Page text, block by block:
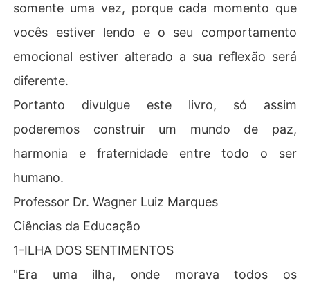
somente uma vez, porque cada momento que
vocês estiver lendo e o seu comportamento
emocional estiver alterado a sua reflexão será
diferente.
Portanto divulgue este livro, só assim
poderemos construir um mundo de paz,
harmonia e fraternidade entre todo o ser
humano.
Professor Dr. Wagner Luiz Marques
Ciências da Educação
1-ILHA DOS SENTIMENTOS
"Era uma ilha, onde morava todos os